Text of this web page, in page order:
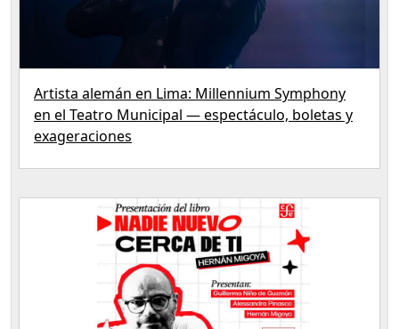
Artista alemán en Lima: Millennium Symphony
en el Teatro Municipal — espectáculo, boletas y
exageraciones